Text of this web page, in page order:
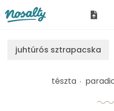
juhtúrós sztrapacska
tészta